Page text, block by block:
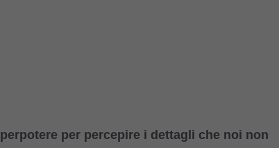
per percepire i dettagli che noi non